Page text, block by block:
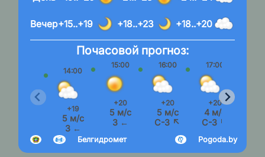
+15..+19 +18..+23 +18..+20
Вечер
Почасовой прогноз:
14:00
+19
5 м/с
З ←
15:00
+20
5 м/с
З ←
16:00
+20
5 м/с
С-З ↖
17:00
+20
4 м/с
С-З ↖
Pogoda.by
Белгидромет